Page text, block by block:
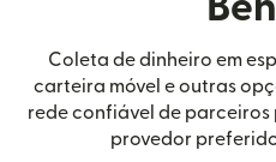
Coleta de dinheiro em
carteira móvel e outras
rede confiável de parceiros
provedor